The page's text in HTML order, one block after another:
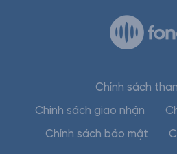
Chính sách
Chính sách giao nhận
Chính sách bảo mật